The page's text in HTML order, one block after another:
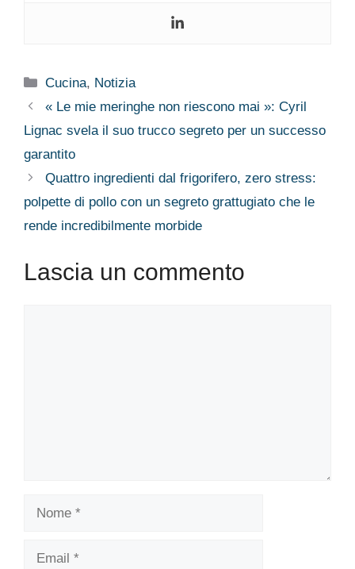
Categorie
Cucina, Notizia
« Le mie meringhe non riescono mai »: Cyril
Lignac svela il suo trucco segreto per un successo
garantito
Quattro ingredienti dal frigorifero, zero stress:
polpette di pollo con un segreto grattugiato che le
rende incredibilmente morbide
Lascia un commento